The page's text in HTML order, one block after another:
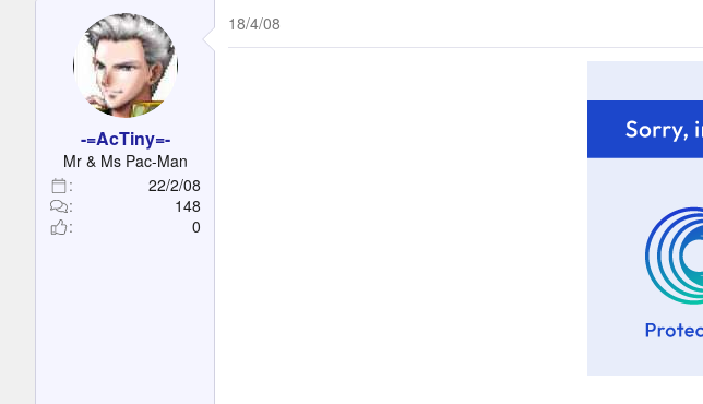
r
ử
i
-=AcTiny=-
Mr & Ms Pac-Man
22/2/08
148
0
18/4/08